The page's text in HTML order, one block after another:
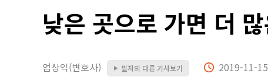
낮은 곳으로 가면 더
엄상익(변호사) ▶ 필자의 다른 기사보기 2019-11-